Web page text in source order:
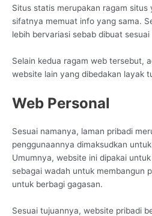
Situs statis merupakan ragam situs
sifatnya memuat info yang sama.
lebih bervariasi sebab dibuat
Selain kedua ragam web tersebut,
website lain yang dibedakan layak
Web Personal
Sesuai namanya, laman pribadi
penggunaannya dimaksudkan
Umumnya, website ini dipakai
sebagai wadah untuk membangun
untuk berbagi gagasan.
Sesuai tujuannya, website pribadi